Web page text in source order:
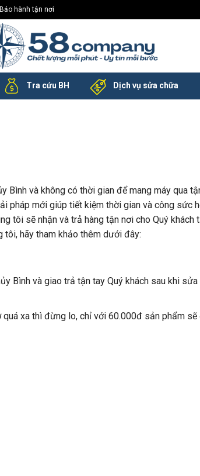
Bảo hành tận nơi
Tra cứu BH Dịch vụ sửa chữa
Bình và không có thời gian để mang máy qua
pháp mới giúp tiết kiệm thời gian và công sức
tôi sẽ nhận và trả hàng tận nơi cho Quý khách
tôi, hãy tham khảo thêm dưới đây:
Bình và giao trả tận tay Quý khách sau khi
quá xa thì đừng lo, chỉ với 60.000đ sản phẩm